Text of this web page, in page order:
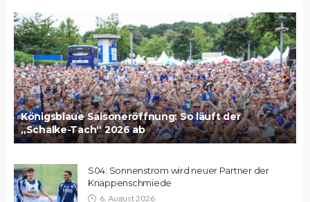
Königsblaue Saisoneröffnung: So läuft der
„Schalke-Tach“ 2026 ab
S04: Sonnenstrom wird neuer Partner der
Knappenschmiede
6. August 2026